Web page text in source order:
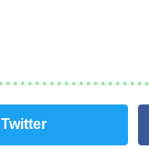
Twitter